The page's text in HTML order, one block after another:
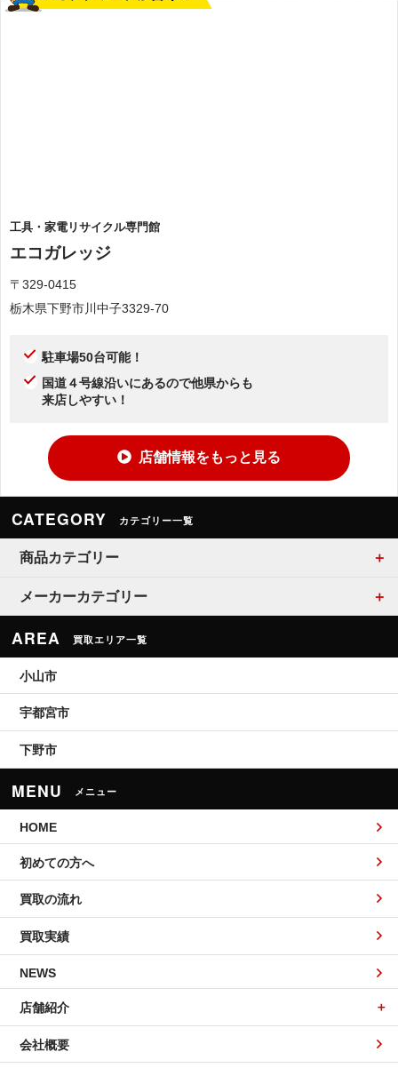
工具・家電リサイクル専門館
エコガレッジ
〒329-0415
栃木県下野市川中子3329-70
駐車場50台可能！
国道４号線沿いにあるので他県からも
来店しやすい！
店舗情報をもっと見る
CATEGORY カテゴリー一覧
商品カテゴリー
メーカーカテゴリー
AREA 買取エリア一覧
小山市
宇都宮市
下野市
MENU メニュー
HOME
初めての方へ
買取の流れ
買取実績
NEWS
店舗紹介
会社概要